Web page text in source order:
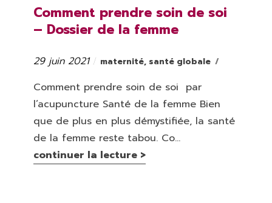
Comment prendre soin de soi
– Dossier de la femme
Publié
29 juin 2021 Catégories
maternité, santé globale
Comment prendre soin de soi par
l’acupuncture Santé de la femme Bien
que de plus en plus démystifiée, la santé
de la femme reste tabou. Co...
continuer la lecture >